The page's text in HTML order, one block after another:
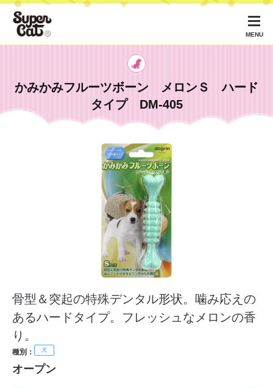
MENU
かみかみフルーツボーン メロンＳ ハード
タイプ DM-405
骨型＆突起の特殊デンタル形状。噛み応えの
あるハードタイプ。フレッシュなメロンの香
り。
種別：
オープン